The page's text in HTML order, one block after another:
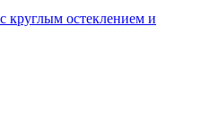
круглым остеклением и